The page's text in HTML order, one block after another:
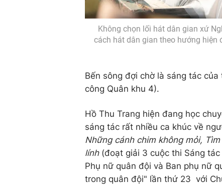
Không chọn lối hát dân gian xứ
cách hát dân gian theo hướng hiện
Bến sông đợi chờ là sáng tác
công Quân khu 4).
Hồ Thu Trang hiện đang học
sáng tác rất nhiều ca khúc về
Những cánh chim không mỏi,
lính(đoạt giải 3 cuộc thi Sáng
Phụ nữ quân đội và Ban phụ nữ
trong quân đội" lần thứ 23 với